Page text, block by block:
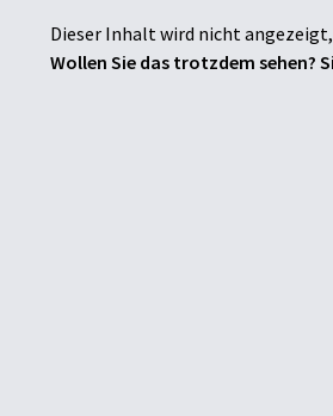
Dieser Inhalt wird nicht
Wollen Sie das trotzdem sehen?